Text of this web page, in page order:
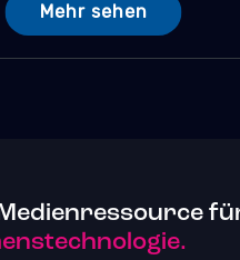
Mehr sehen